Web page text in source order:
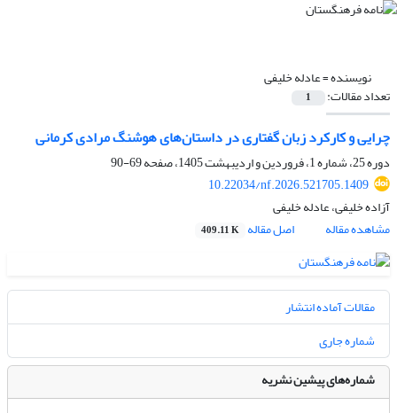
نویسنده =عادله خلیفی
تعداد مقالات: 1
چرایی و کارکرد زبان گفتاری در داستان‌های هوشنگ مرادی کرمانی
دوره 25، شماره 1، فروردین و اردیبهشت 1405، صفحه
69-90
10.22034/nf.2026.521705.1409
آزاده خلیفی، عادله خلیفی
مشاهده مقاله
اصل مقاله 409.11 K
مقالات آماده انتشار
شماره جاری
شماره‌های پیشین نشریه